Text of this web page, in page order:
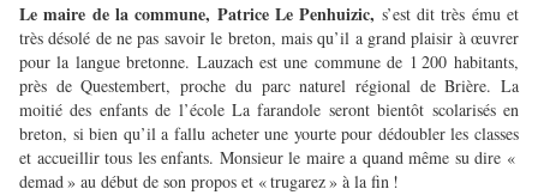
Le maire de la commune, Patrice Le Penhuizic, s’est dit très ému et
très désolé de ne pas savoir le breton, mais qu’il a grand plaisir à œuvrer
pour la langue bretonne. Lauzach est une commune de 1 200 habitants,
près de Questembert, proche du parc naturel régional de Brière. La
moitié des enfants de l’école La farandole seront bientôt scolarisés en
breton, si bien qu’il a fallu acheter une yourte pour dédoubler les classes
et accueillir tous les enfants. Monsieur le maire a quand même su dire «
demad » au début de son propos et « trugarez » à la fin !